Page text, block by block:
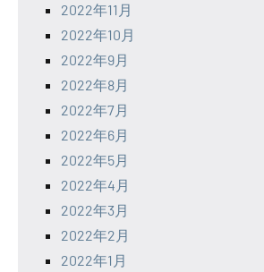
2022年11月
2022年10月
2022年9月
2022年8月
2022年7月
2022年6月
2022年5月
2022年4月
2022年3月
2022年2月
2022年1月